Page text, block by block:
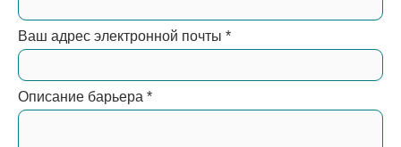
Ваш адрес электронной почты *
Описание барьера *